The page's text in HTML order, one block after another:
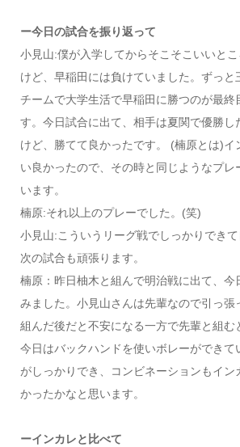
ー今日の試合を振り返って
小見山:僕が入学してからそこそこいいと
けど、早稲田には負けていました。ずっと
チームで大学生活で早稲田に勝つのが最終
す。今日試合に出て、相手は夏関で優勝し
けど、勝てて良かったです。 (楠原とは)イ
い良かったので、その時と同じようなプレ
います。
楠原:それ以上のプレーでした。(笑)
小見山:こういうリーグ戦でしっかりでき
次の試合も頑張ります。
楠原：昨日柚木と組んで明治戦に出て、今
みました。小見山さんは先輩なので引っ張
組んだ後だと不安になる一方で先輩と組む
今日はバックハンドを使いボレーができて
がしっかりでき、コンビネーションもイン
かったかなと思います。
ーインカレと比べて